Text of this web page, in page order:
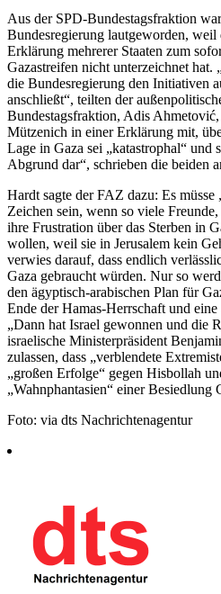
Aus der SPD-Bundestagsfraktion
Bundesregierung lautgeworden, weil
Erklärung mehrerer Staaten zum
Gazastreifen nicht unterzeichnet hat.
die Bundesregierung den Initiativen
anschließt“, teilten der
Bundestagsfraktion, Adis
Mützenich in einer Erklärung mit,
Lage in Gaza sei „katastrophal“ und
Abgrund dar“, schrieben die beiden
Hardt sagte der FAZ dazu: Es müsse
Zeichen sein, wenn so viele
ihre Frustration über das Sterben in
wollen, weil sie in Jerusalem kein
verwies darauf, dass endlich
Gaza gebraucht würden. Nur so
den ägyptisch-arabischen Plan für
Ende der Hamas-Herrschaft und
„Dann hat Israel gewonnen und die
israelische Ministerpräsident
zulassen, dass „verblendete
„großen Erfolge“ gegen Hisbollah
„Wahnphantasien“ einer Besiedlung
Foto: via dts Nachrichtenagentur